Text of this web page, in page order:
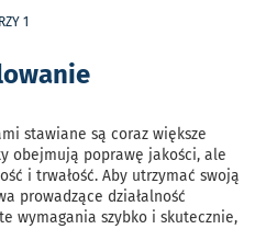
1
stawiane są coraz większe
obejmują poprawę jakości, ale
i trwałość. Aby utrzymać swoją
prowadzące działalność
wymagania szybko i skutecznie,